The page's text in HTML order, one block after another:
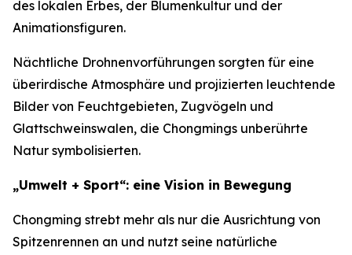
des lokalen Erbes, der Blumenkultur und der
Animationsfiguren.
Nächtliche Drohnenvorführungen sorgten für eine
überirdische Atmosphäre und projizierten leuchtende
Bilder von Feuchtgebieten, Zugvögeln und
Glattschweinswalen, die Chongmings unberührte
Natur symbolisierten.
„Umwelt + Sport“: eine Vision in Bewegung
Chongming strebt mehr als nur die Ausrichtung von
Spitzenrennen an und nutzt seine natürliche